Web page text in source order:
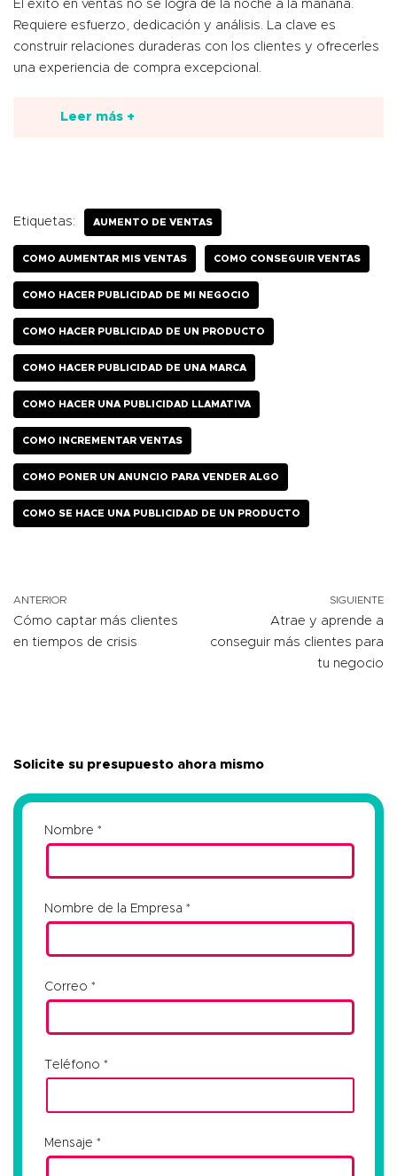
El éxito en ventas no se logra de la noche a la mañana.
Requiere esfuerzo, dedicación y análisis. La clave es
construir relaciones duraderas con los clientes y ofrecerles
una experiencia de compra excepcional.
Leer más +
Etiquetas: AUMENTO DE VENTAS
COMO AUMENTAR MIS VENTAS COMO CONSEGUIR VENTAS
COMO HACER PUBLICIDAD DE MI NEGOCIO
COMO HACER PUBLICIDAD DE UN PRODUCTO
COMO HACER PUBLICIDAD DE UNA MARCA
COMO HACER UNA PUBLICIDAD LLAMATIVA
COMO INCREMENTAR VENTAS
COMO PONER UN ANUNCIO PARA VENDER ALGO
COMO SE HACE UNA PUBLICIDAD DE UN PRODUCTO
ANTERIOR
Cómo captar más clientes
en tiempos de crisis
SIGUIENTE
Atrae y aprende a
conseguir más clientes para
tu negocio
Solicite su presupuesto ahora mismo
Nombre
Nombre de la Empresa
Correo
Teléfono
Mensaje